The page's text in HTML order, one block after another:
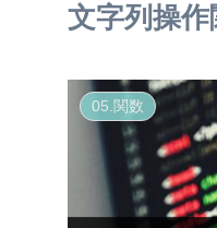
文字列操作
05.関数